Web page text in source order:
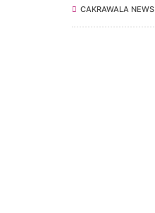
CAKRAWALA NEWS